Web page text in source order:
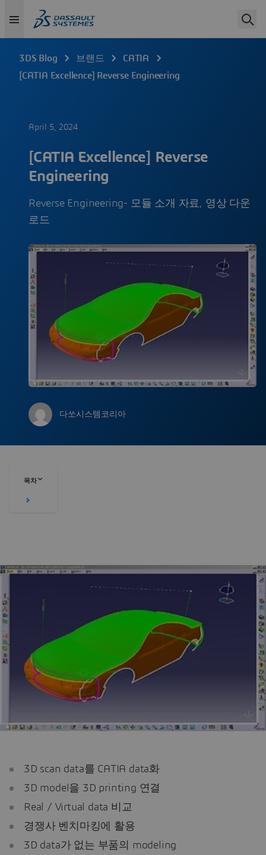
3DS Blog 브랜드
CATIA
[CATIA Excellence] Reverse Engineering
April 5, 2024
[CATIA Excellence] Reverse
Engineering
Reverse Engineering- 모듈 소개 자료, 영상 다운
로드
다쏘시스템코리아
목차
3D scan data를 CATIA data화
3D model을 3D printing 연결
Real / Virtual data 비교
경쟁사 벤치마킹에 활용
3D data가 없는 부품의 modeling